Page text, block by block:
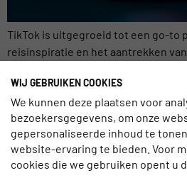
TikTok is uitgegroeid tot een go-to
reisinspiratie en het aantrekken
waarbij experts van TikTok en het
inzichten deelden over hoe TikTok
reisindustrie. Mensen zitten
op TikTok en zijn steeds meer […]
WIJ GEBRUIKEN COOKIES
We kunnen deze plaatsen voor
bezoekersgegevens, om onze
gepersonaliseerde inhoud te
website-ervaring te bieden. Voor
cookies die we gebruiken opent u